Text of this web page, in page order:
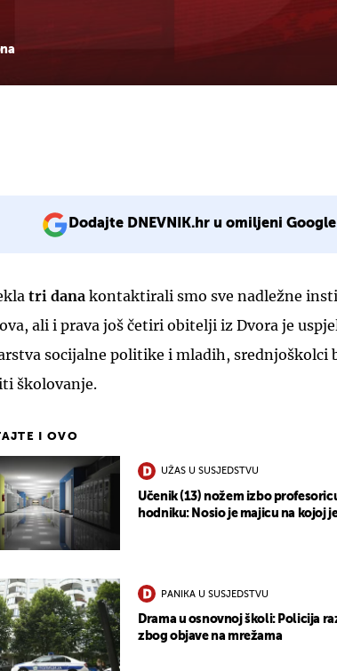
Dodajte DNEVNIK.hr u omiljeni
tri dana kontaktirali smo sve nadležne
ali i prava još četiri obitelji iz Dvora je
socijalne politike i mladih, srednjoškolci
školovanje.
I OVO
UŽAS U SUSJEDSTVU
Učenik (13) nožem izbo
hodniku: Nosio je majicu na kojoj
PANIKA U SUSJEDSTVU
Drama u osnovnoj školi: Policija
zbog objave na mrežama